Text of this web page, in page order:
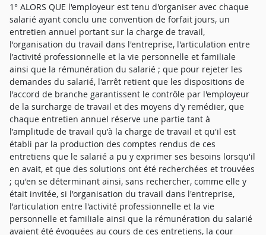
1° ALORS QUE l'employeur est tenu d'organiser avec chaque
salarié ayant conclu une convention de forfait jours, un
entretien annuel portant sur la charge de travail,
l'organisation du travail dans l'entreprise, l'articulation entre
l'activité professionnelle et la vie personnelle et familiale
ainsi que la rémunération du salarié ; que pour rejeter les
demandes du salarié, l'arrêt retient que les dispositions de
l'accord de branche garantissent le contrôle par l'employeur
de la surcharge de travail et des moyens d'y remédier, que
chaque entretien annuel réserve une partie tant à
l'amplitude de travail qu'à la charge de travail et qu'il est
établi par la production des comptes rendus de ces
entretiens que le salarié a pu y exprimer ses besoins lorsqu'il
en avait, et que des solutions ont été recherchées et trouvées
; qu'en se déterminant ainsi, sans rechercher, comme elle y
était invitée, si l'organisation du travail dans l'entreprise,
l'articulation entre l'activité professionnelle et la vie
personnelle et familiale ainsi que la rémunération du salarié
avaient été évoquées au cours de ces entretiens, la cour